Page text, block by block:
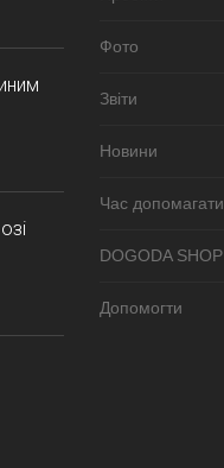
Фото
Звіти
Новини
Час допомагати
DOGODA SHOP
Допомогти